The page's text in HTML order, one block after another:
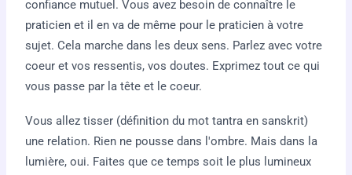
confiance mutuel. Vous avez besoin de connaître le
praticien et il en va de même pour le praticien à votre
sujet. Cela marche dans les deux sens. Parlez avec votre
coeur et vos ressentis, vos doutes. Exprimez tout ce qui
vous passe par la tête et le coeur.
Vous allez tisser (définition du mot tantra en sanskrit)
une relation. Rien ne pousse dans l'ombre. Mais dans la
lumière, oui. Faites que ce temps soit le plus lumineux